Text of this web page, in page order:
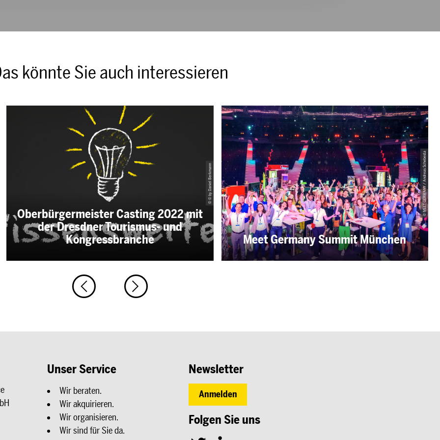
könnte Sie auch interessieren
Oberbürgermeister Casting 2022 mit
der Dresdner Tourismus- und
Kongressbranche
© © by Daniel Berkmann
Meet Germany Summit München
© MEET GERMANY / Andreas Schebesta
Unser Service
Wir beraten.
Wir akquirieren.
Wir organisieren.
Wir sind für Sie da.
Newsletter
Anmelden
Folgen Sie uns